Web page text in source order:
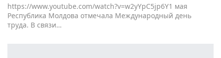
https://www.youtube.com/watch?v=w2yYpC5jp6Y1 мая
Республика Молдова отмечала Международный день
труда. В связи…